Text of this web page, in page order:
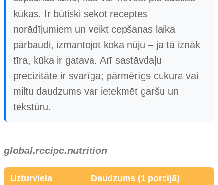
kūkas. Ir būtiski sekot receptes
norādījumiem un veikt cepšanas laika
pārbaudi, izmantojot koka nūju – ja tā iznāk
tīra, kūka ir gatava. Arī sastāvdaļu
precizitāte ir svarīga; pārmērīgs cukura vai
miltu daudzums var ietekmēt garšu un
tekstūru.
global.recipe.nutrition
Uzturviela Daudzums (1 porcijā)